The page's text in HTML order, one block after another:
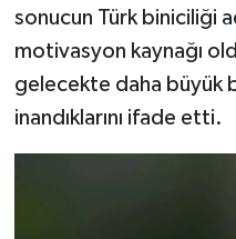
sonucun Türk biniciliği
motivasyon kaynağı
gelecekte daha büyük
inandıklarını ifade etti.